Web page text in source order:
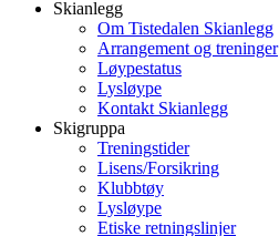
Skianlegg
Om Tistedalen Skianlegg
Arrangement og treninger
Løypestatus
Lysløype
Kontakt Skianlegg
Skigruppa
Treningstider
Lisens/Forsikring
Klubbtøy
Lysløype
Etiske retningslinjer